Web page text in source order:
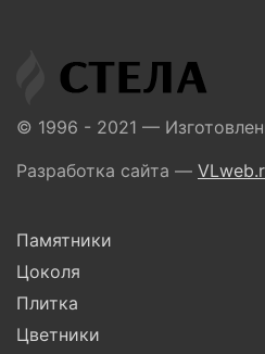
© 1996 - 2021 —
Разработка сайта —
Памятники
Цоколя
Плитка
Цветники